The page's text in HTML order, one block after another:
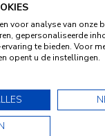
Begingoed.nl design
om onze
Dit bericht
Statement voor
voor analyse van onze
gepersonaliseerde
te bieden. Voor
opent u de instellingen.